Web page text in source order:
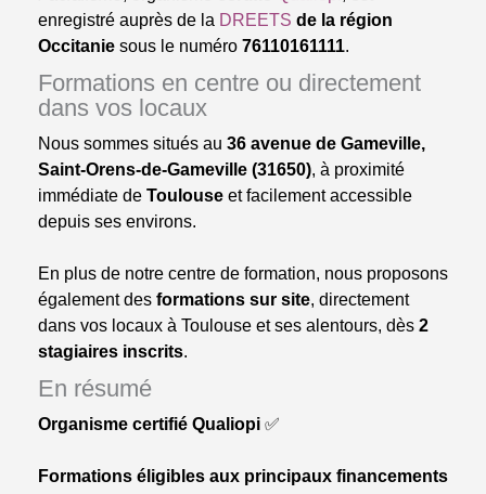
enregistré auprès de la DREETS de la région
Occitanie sous le numéro 76110161111.
Formations en centre ou directement
dans vos locaux
Nous sommes situés au 36 avenue de Gameville,
Saint-Orens-de-Gameville (31650), à proximité
immédiate de Toulouse et facilement accessible
depuis ses environs.
En plus de notre centre de formation, nous proposons
également des formations sur site, directement
dans vos locaux à Toulouse et ses alentours, dès 2
stagiaires inscrits.
En résumé
Organisme certifié Qualiopi ✅
Formations éligibles aux principaux financements